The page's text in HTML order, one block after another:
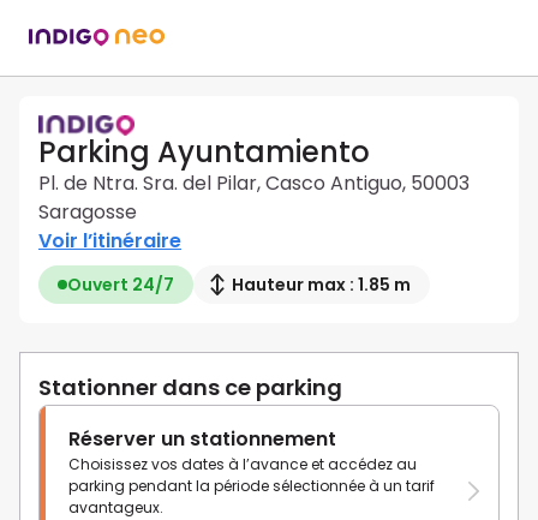
Parking Ayuntamiento
Pl. de Ntra. Sra. del Pilar, Casco Antiguo, 50003
Saragosse
Voir l’itinéraire
Ouvert 24/7 Hauteur max : 1.85 m
Stationner dans ce parking
Réserver un stationnement
Choisissez vos dates à l’avance et accédez au
parking pendant la période sélectionnée à un tarif
avantageux.